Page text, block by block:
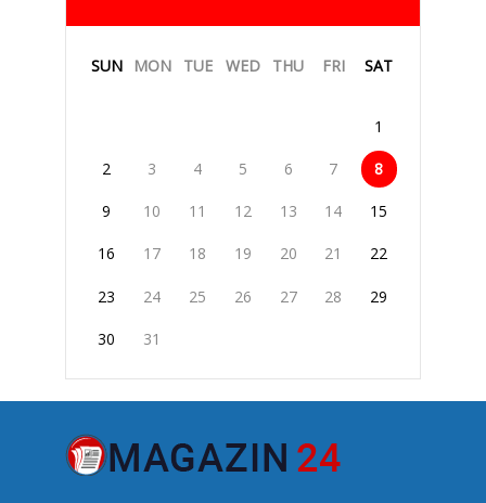
SUN MON TUE WED THU FRI SAT
1
2 3 4 5 6 7 8
9 10 11 12 13 14 15
16 17 18 19 20 21 22
23 24 25 26 27 28 29
30 31